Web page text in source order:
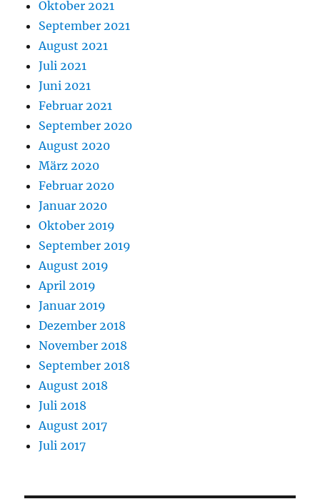
Oktober 2021
September 2021
August 2021
Juli 2021
Juni 2021
Februar 2021
September 2020
August 2020
März 2020
Februar 2020
Januar 2020
Oktober 2019
September 2019
August 2019
April 2019
Januar 2019
Dezember 2018
November 2018
September 2018
August 2018
Juli 2018
August 2017
Juli 2017